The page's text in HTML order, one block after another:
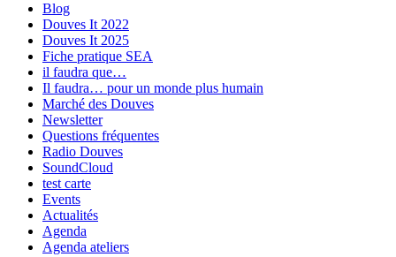
Blog
Douves It 2022
Douves It 2025
Fiche pratique SEA
il faudra que…
Il faudra… pour un monde plus humain
Marché des Douves
Newsletter
Questions fréquentes
Radio Douves
SoundCloud
test carte
Events
Actualités
Agenda
Agenda ateliers